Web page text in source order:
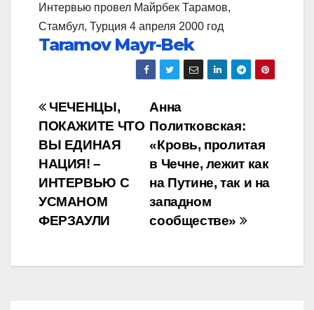
Интервью провел Майрбек Тарамов,
Стамбул, Турция 4 апреля 2000 год
Taramov Mayr-Bek
Навигация
по
записям
Анна
Политковская:
«Кровь, пролитая
в Чечне, лежит как
на Путине, так и на
западном
сообществе»
ЧЕЧЕНЦЫ,
ПОКАЖИТЕ ЧТО
ВЫ ЕДИНАЯ
НАЦИЯ! –
ИНТЕРВЬЮ С
УСМАНОМ
ФЕРЗАУЛИ